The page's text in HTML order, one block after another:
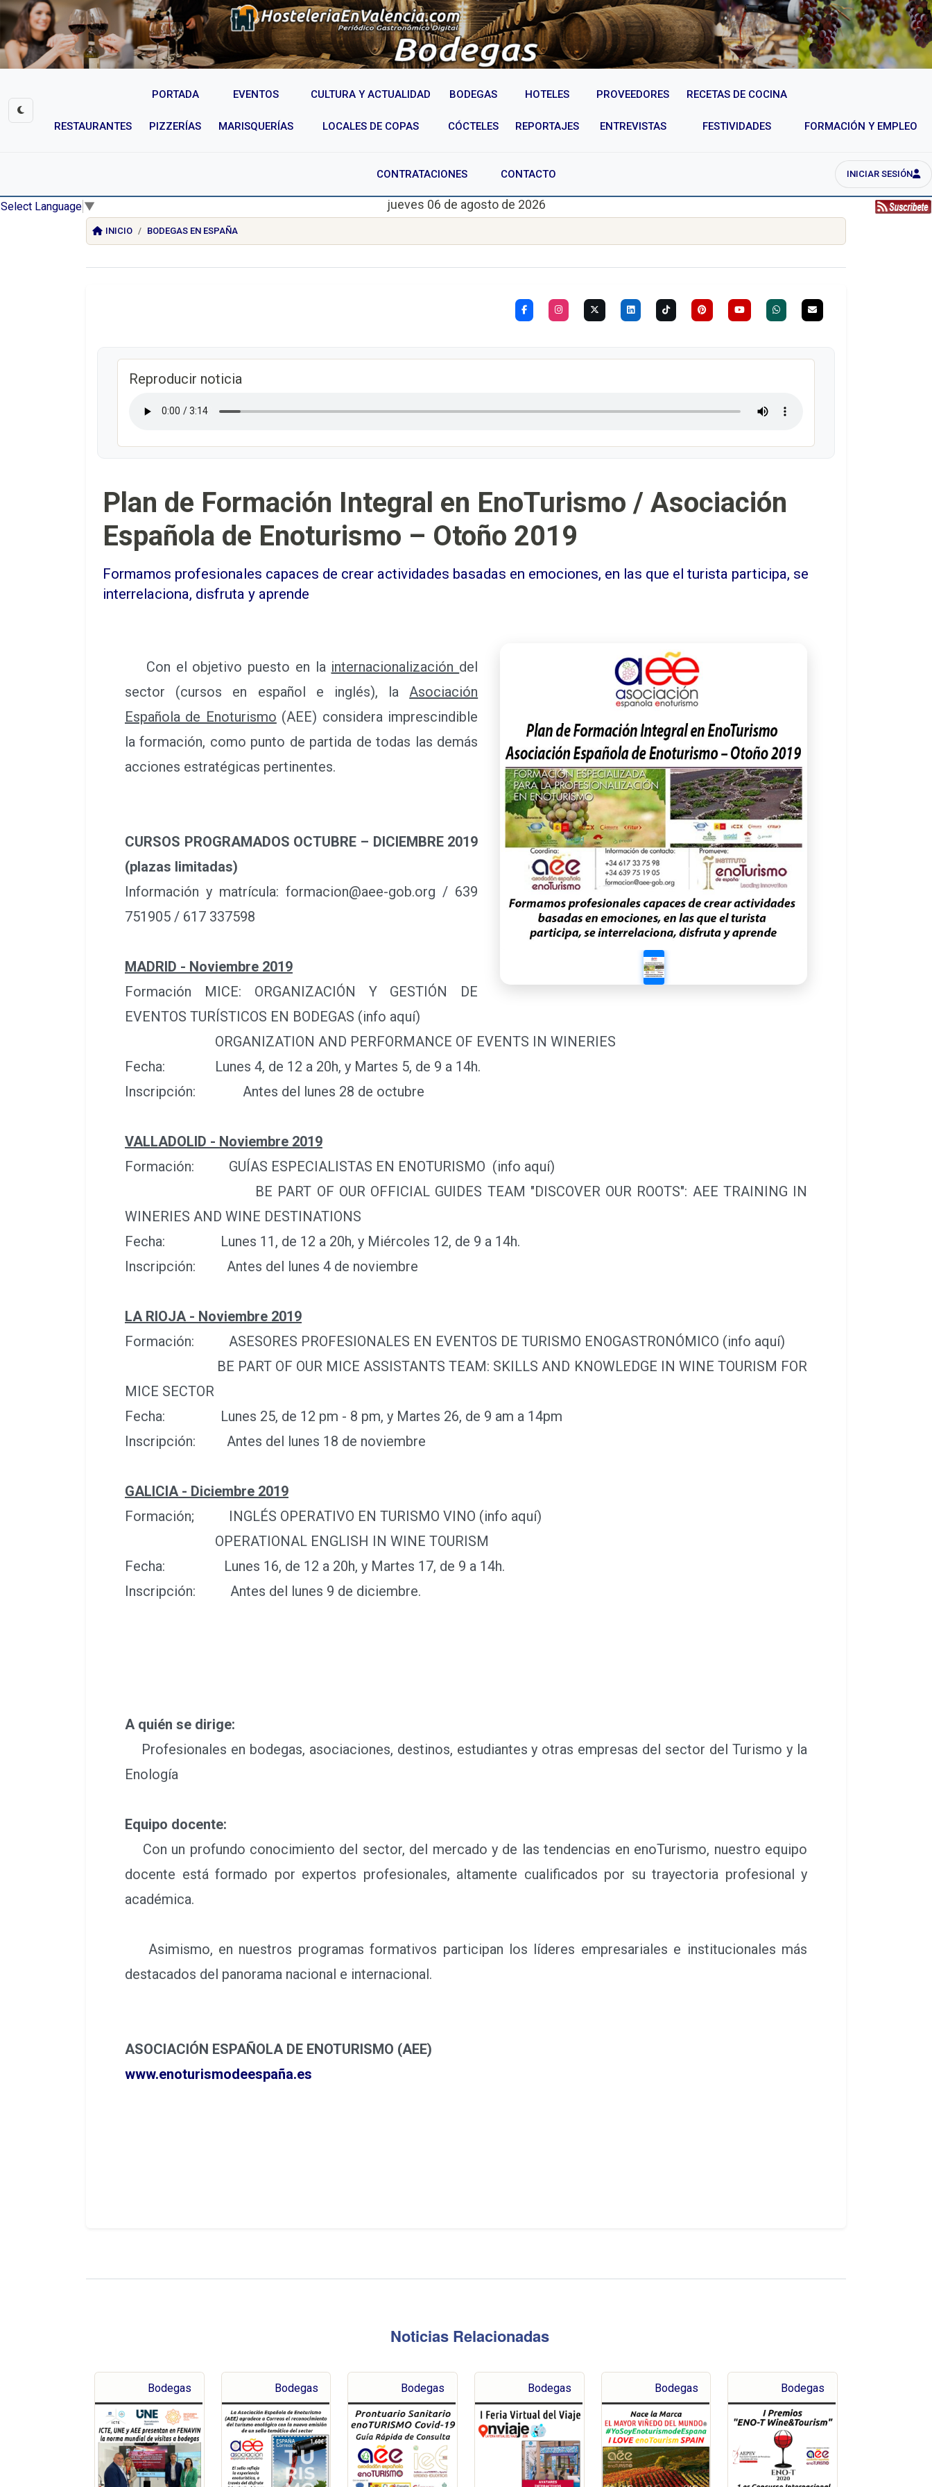
PORTADA EVENTOS CULTURA Y ACTUALIDAD BODEGAS HOTELES PROVEEDORES RECETAS DE COCINA
RESTAURANTES PIZZERÍAS MARISQUERÍAS LOCALES DE COPAS CÓCTELES REPORTAJES ENTREVISTAS FESTIVIDADES FORMACIÓN Y EMPLEO
CONTRATACIONES CONTACTO INICIAR SESIÓN
Select Language ▼ jueves 06 de agosto de 2026
INICIO BODEGAS EN ESPAÑA
Reproducir noticia
Plan de Formación Integral en EnoTurismo / Asociación
Española de Enoturismo – Otoño 2019
Formamos profesionales capaces de crear actividades basadas en emociones, en las que el turista participa, se
interrelaciona, disfruta y aprende
Con el objetivo puesto en la internacionalización del
sector (cursos en español e inglés), la Asociación
Española de Enoturismo (AEE) considera imprescindible
la formación, como punto de partida de todas las demás
acciones estratégicas pertinentes.
CURSOS PROGRAMADOS OCTUBRE – DICIEMBRE 2019
(plazas limitadas)
Información y matrícula: formacion@aee-gob.org / 639
751905 / 617 337598
MADRID - Noviembre 2019
Formación MICE: ORGANIZACIÓN Y GESTIÓN DE
EVENTOS TURÍSTICOS EN BODEGAS (info aquí)
ORGANIZATION AND PERFORMANCE OF EVENTS IN WINERIES
Fecha:
Lunes 4, de 12 a 20h, y Martes 5, de 9 a 14h.
Inscripción:
Antes del lunes 28 de octubre
VALLADOLID - Noviembre 2019
Formación: GUÍAS ESPECIALISTAS EN ENOTURISMO (info aquí)
BE PART OF OUR OFFICIAL GUIDES TEAM "DISCOVER OUR ROOTS": AEE TRAINING IN
WINERIES AND WINE DESTINATIONS
Fecha: Lunes 11, de 12 a 20h, y Miércoles 12, de 9 a 14h.
Inscripción: Antes del lunes 4 de noviembre
LA RIOJA - Noviembre 2019
Formación: ASESORES PROFESIONALES EN EVENTOS DE TURISMO ENOGASTRONÓMICO (info aquí)
BE PART OF OUR MICE ASSISTANTS TEAM: SKILLS AND KNOWLEDGE IN WINE TOURISM FOR
MICE SECTOR
Fecha: Lunes 25, de 12 pm - 8 pm, y Martes 26, de 9 am a 14pm
Inscripción: Antes del lunes 18 de noviembre
GALICIA - Diciembre 2019
Formación; INGLÉS OPERATIVO EN TURISMO VINO (info aquí)
OPERATIONAL ENGLISH IN WINE TOURISM
Fecha: Lunes 16, de 12 a 20h, y Martes 17, de 9 a 14h.
Inscripción: Antes del lunes 9 de diciembre.
A quién se dirige:
Profesionales en bodegas, asociaciones, destinos, estudiantes y otras empresas del sector del Turismo y la
Enología
Equipo docente:
Con un profundo conocimiento del sector, del mercado y de las tendencias en enoTurismo, nuestro equipo
docente está formado por expertos profesionales, altamente cualificados por su trayectoria profesional y
académica.
Asimismo, en nuestros programas formativos participan los líderes empresariales e institucionales más
destacados del panorama nacional e internacional.
ASOCIACIÓN ESPAÑOLA DE ENOTURISMO (AEE)
www.enoturismodeespaña.es
Noticias Relacionadas
Bodegas Bodegas Bodegas Bodegas Bodegas Bodegas